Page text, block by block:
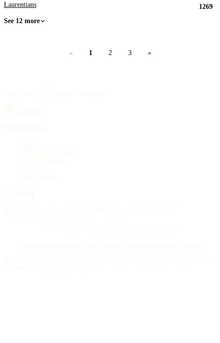
Laurentians
1269
See 12 more
« 1 2 3 »